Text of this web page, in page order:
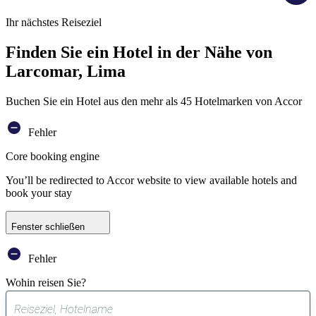
Ihr nächstes Reiseziel
Finden Sie ein Hotel in der Nähe von
Larcomar, Lima
Buchen Sie ein Hotel aus den mehr als 45 Hotelmarken von Accor
Fehler
Core booking engine
You’ll be redirected to Accor website to view available hotels and
book your stay
Fenster schließen
Fehler
Wohin reisen Sie?